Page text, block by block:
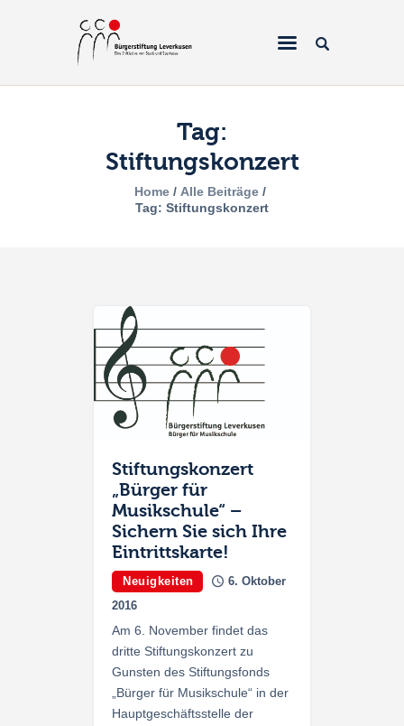
Tag:
Stiftungskonzert
Home
Alle Beiträge
Tag: Stiftungskonzert
Home
Über uns
Förderantrag
Spenden
Stiftungskonzert
„Bürger für
Musikschule“ –
Sichern Sie sich Ihre
Eintrittskarte!
Neuigkeiten
6. Oktober
2016
Am 6. November findet das
dritte Stiftungskonzert zu
Gunsten des Stiftungsfonds
„Bürger für Musikschule“ in der
Hauptgeschäftsstelle der